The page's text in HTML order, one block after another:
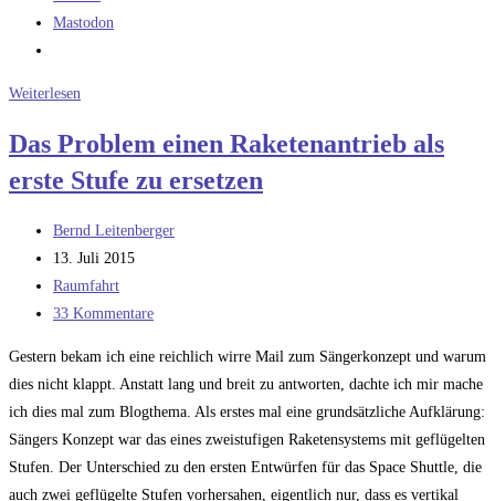
Mastodon
Weiterlesen
war
das
Das Problem einen Raketenantrieb als
erste Stufe zu ersetzen
Beitrags-
Autor:
Bernd Leitenberger
Beitrag
veröffentlicht:
13. Juli 2015
Beitrags-
Kategorie:
Raumfahrt
Beitrags-
33 Kommentare
Gestern bekam ich eine reichlich wirre Mail zum Sängerkonzept und warum
dies nicht klappt. Anstatt lang und breit zu antworten, dachte ich mir mache
ich dies mal zum Blogthema. Als erstes mal eine grundsätzliche Aufklärung:
Sängers Konzept war das eines zweistufigen Raketensystems mit geflügelten
Stufen. Der Unterschied zu den ersten Entwürfen für das Space Shuttle, die
auch zwei geflügelte Stufen vorhersahen, eigentlich nur, dass es vertikal